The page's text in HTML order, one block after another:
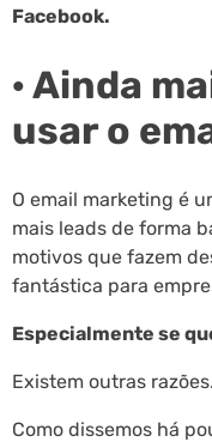
Facebook.
· Ainda
usar o
O email marketing é
mais leads de forma
motivos que fazem
fantástica para
Especialmente se
Existem outras razões.
Como dissemos há